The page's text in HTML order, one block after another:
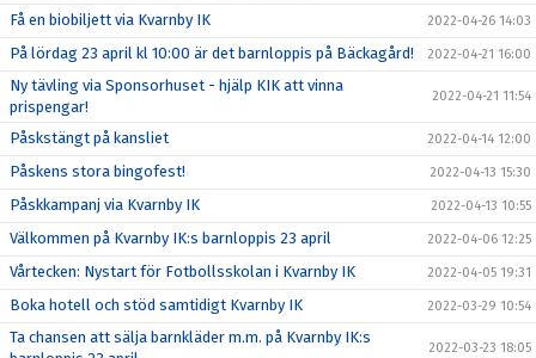
Få en biobiljett via Kvarnby IK 2022-04-26 14:03
På lördag 23 april kl 10:00 är det barnloppis på Bäckagård! 2022-04-21 16:00
Ny tävling via Sponsorhuset - hjälp KIK att vinna
prispengar!
2022-04-21 11:54
Påskstängt på kansliet 2022-04-14 12:00
Påskens stora bingofest! 2022-04-13 15:30
Påskkampanj via Kvarnby IK 2022-04-13 10:55
Välkommen på Kvarnby IK:s barnloppis 23 april 2022-04-06 12:25
Vårtecken: Nystart för Fotbollsskolan i Kvarnby IK 2022-04-05 19:31
Boka hotell och stöd samtidigt Kvarnby IK 2022-03-29 10:54
Ta chansen att sälja barnkläder m.m. på Kvarnby IK:s
2022-03-23 18:05